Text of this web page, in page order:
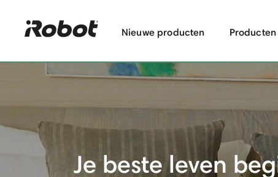
Nieuwe producten Producten
Je beste leven